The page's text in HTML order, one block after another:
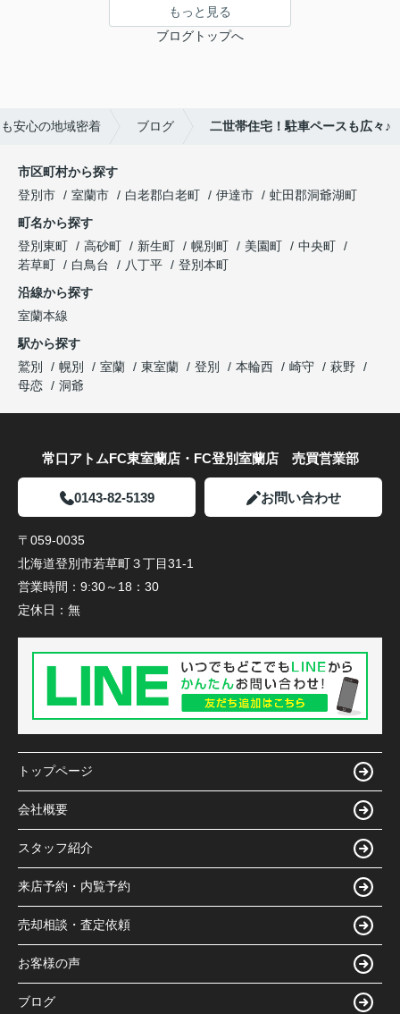
もっと見る
ブログトップへ
安心の地域密着 ブログ 二世帯住宅！駐車ペースも広々♪
市区町村から探す
登別市
室蘭市 白老郡白老町 伊達市
虻田郡洞爺湖町
町名から探す
登別東町
高砂町 新生町 幌別町 美園町
中央町
若草町
白鳥台 八丁平
登別本町
沿線から探す
室蘭本線
駅から探す
鷲別
幌別 室蘭 東室蘭 登別 本輪西 崎守
萩野
母恋
洞爺
常口アトムFC東室蘭店・FC登別室蘭店 売買営業部
0143-82-5139 お問い合わせ
〒059-0035
北海道登別市若草町３丁目31-1
営業時間： 9:30～18：30
定休日： 無
トップページ
会社概要
スタッフ紹介
来店予約・内覧予約
売却相談・査定依頼
お客様の声
ブログ